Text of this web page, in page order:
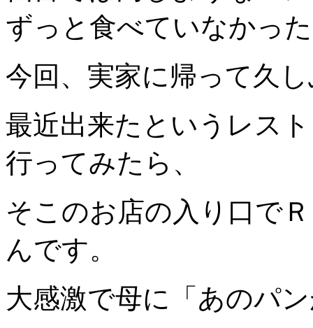
ずっと食べていなかっ
今回、実家に帰って久
最近出来たというレス
行ってみたら、
そこのお店の入り口で
んです。
大感激で母に「あのパ